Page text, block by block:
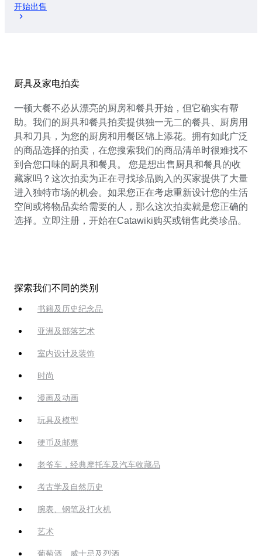
开始出售
厨具及家电拍卖
一顿大餐不必从漂亮的厨房和餐具开始，但它确实有帮
助。我们的厨具和餐具拍卖提供独一无二的餐具、厨房用
具和刀具，为您的厨房和用餐区锦上添花。拥有如此广泛
的商品选择的拍卖，在您搜索我们的商品清单时很难找不
到合您口味的厨具和餐具。 您是想出售厨具和餐具的收
藏家吗？这次拍卖为正在寻找珍品购入的买家提供了大量
进入独特市场的机会。如果您正在考虑重新设计您的生活
空间或将物品卖给需要的人，那么这次拍卖就是您正确的
选择。立即注册，开始在Catawiki购买或销售此类珍品。
探索我们不同的类别
书籍及历史纪念品
亚洲及部落艺术
室内设计及装饰
时尚
漫画及动画
玩具及模型
硬币及邮票
老爷车，经典摩托车及汽车收藏品
考古学及自然历史
腕表、钢笔及打火机
艺术
葡萄酒、威士忌及烈酒